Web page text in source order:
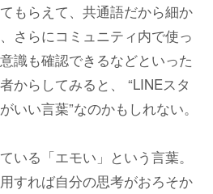
もらえて、共通語だから細か
さらにコミュニティ内で使っ
識も確認できるなどといった
からしてみると、 “LINEスタ
いい言葉”なのかもしれない。
いる「エモい」という言葉。
すれば自分の思考がおろそか